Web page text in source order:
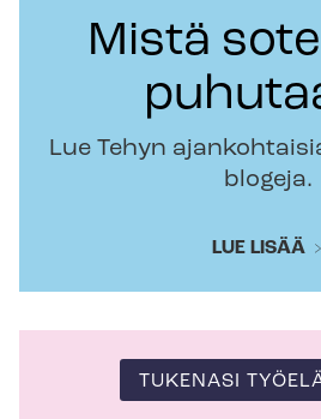
Mistä
Lue Tehyn
blogeja.
LUE LISÄÄ
TUKENASI